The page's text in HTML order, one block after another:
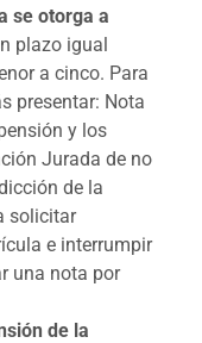
se otorga a
plazo igual
a cinco. Para
presentar: Nota
y los
Jurada de no
de la
solicitar
e interrumpir
una nota por
de la